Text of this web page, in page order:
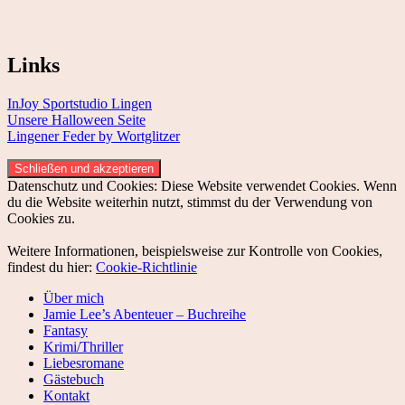
Links
InJoy Sportstudio Lingen
Unsere Halloween Seite
Lingener Feder by Wortglitzer
Datenschutz und Cookies: Diese Website verwendet Cookies. Wenn
du die Website weiterhin nutzt, stimmst du der Verwendung von
Cookies zu.
Weitere Informationen, beispielsweise zur Kontrolle von Cookies,
findest du hier: Cookie-Richtlinie
Über mich
Jamie Lee’s Abenteuer – Buchreihe
Fantasy
Krimi/Thriller
Liebesromane
Gästebuch
Kontakt